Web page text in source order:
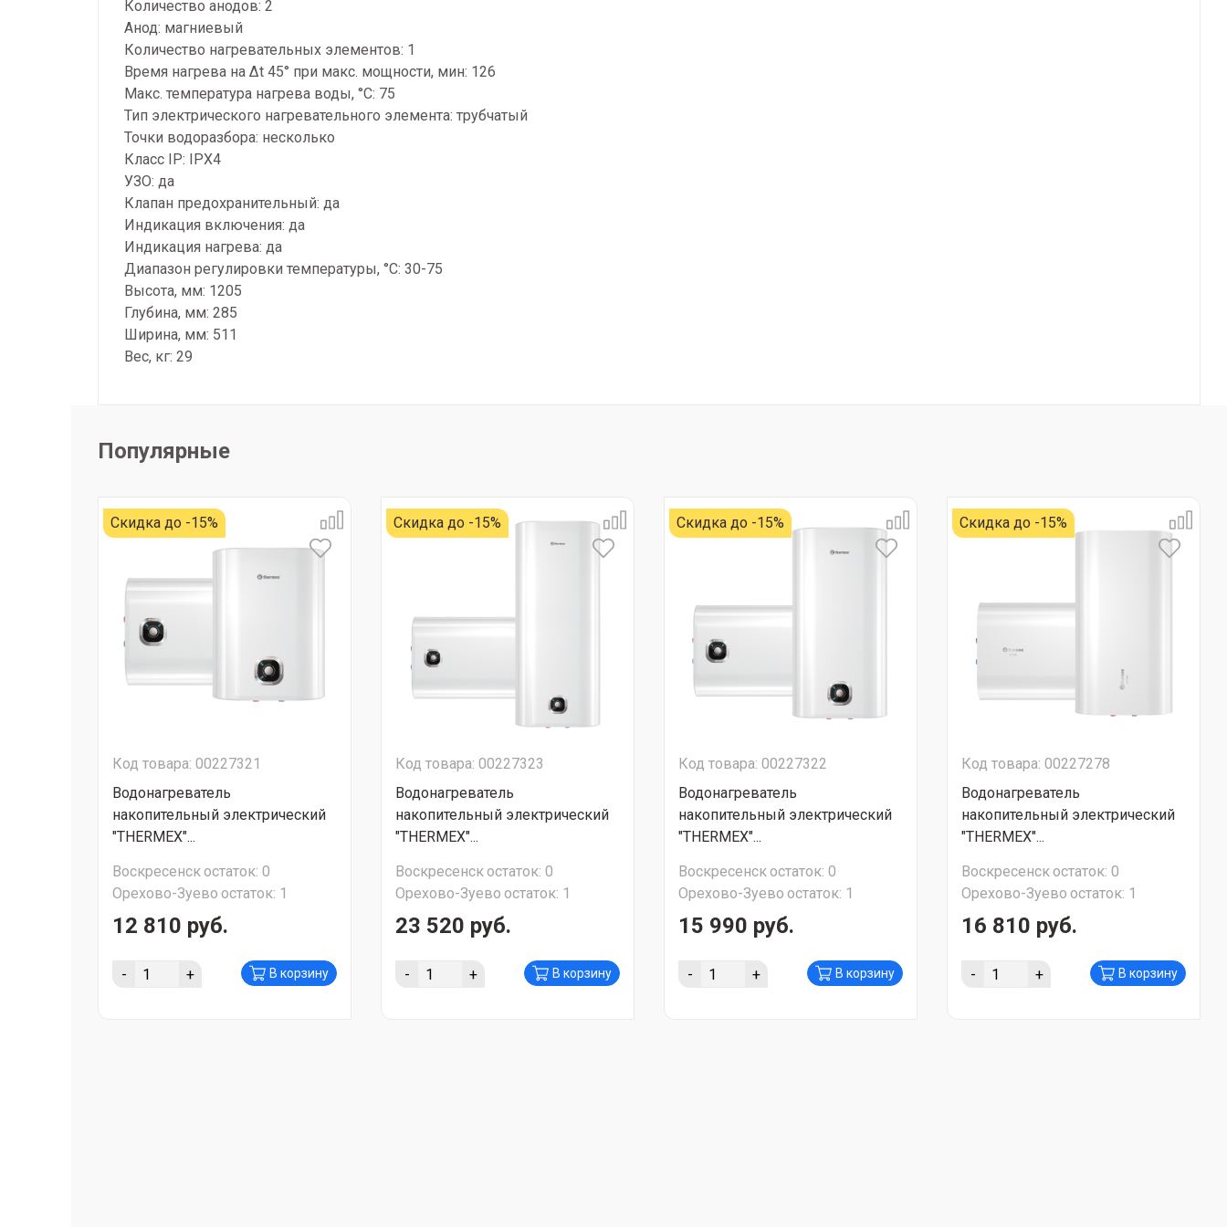
Количество анодов: 2
Анод: магниевый
Количество нагревательных элементов: 1
Время нагрева на ∆t 45° при макс. мощности, мин: 126
Макс. температура нагрева воды, °С: 75
Тип электрического нагревательного элемента: трубчатый
Точки водоразбора: несколько
Класс IP: IPX4
УЗО: да
Клапан предохранительный: да
Индикация включения: да
Индикация нагрева: да
Диапазон регулировки температуры, °С: 30-75
Высота, мм: 1205
Глубина, мм: 285
Ширина, мм: 511
Вес, кг: 29
Популярные
Скидка до -15%
Код товара: 00227321
Водонагреватель
накопительный электрический
"THERMEX"...
Воскресенскостаток: 0
Орехово-Зуево остаток: 1
12 810 руб.
- + В корзину
Скидка до -15%
Код товара: 00227323
Водонагреватель
накопительный электрический
"THERMEX"...
Воскресенскостаток: 0
Орехово-Зуево остаток: 1
23 520 руб.
- + В корзину
Скидка до -15%
Код товара: 00227322
Водонагреватель
накопительный электрический
"THERMEX"...
Воскресенскостаток: 0
Орехово-Зуево остаток: 1
15 990 руб.
- + В корзину
Скидка до -15%
Код товара: 00227278
Водонагреватель
накопительный электрический
"THERMEX"...
Воскресенскостаток: 0
Орехово-Зуево остаток: 1
16 810 руб.
- + В корзину